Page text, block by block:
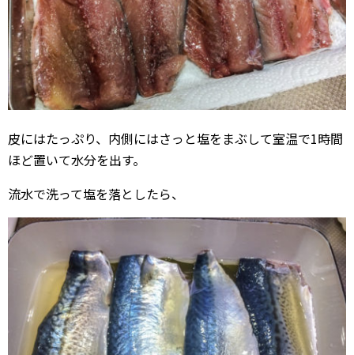
皮にはたっぷり、内側にはさっと塩をまぶして室温で1時間
ほど置いて水分を出す。
流水で洗って塩を落としたら、